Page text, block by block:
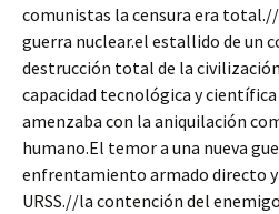
comunistas la censura era
guerra nuclear.el estallido de un
destrucción total de la
capacidad tecnológica y
amenzaba con la aniquilación
humano.El temor a una nueva
enfrentamiento armado directo
URSS.//la contención del